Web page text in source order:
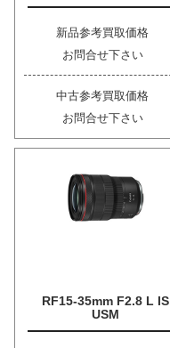
新品参考買取価格
お問合せ下さい
中古参考買取価格
お問合せ下さい
RF15-35mm F2.8 L IS
USM